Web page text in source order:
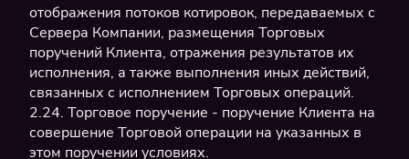
отображения потоков котировок, передаваемых с
Сервера Компании, размещения Торговых
поручений Клиента, отражения результатов их
исполнения, а также выполнения иных действий,
связанных с исполнением Торговых операций.
2.24. Торговое поручение - поручение Клиента на
совершение Торговой операции на указанных в
этом поручении условиях.